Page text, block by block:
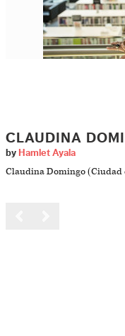
CLAUDINA
by Hamlet Ayala
Claudina Domingo (Ciudad